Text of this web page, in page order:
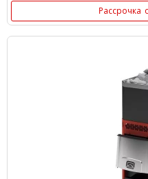
Рассрочка